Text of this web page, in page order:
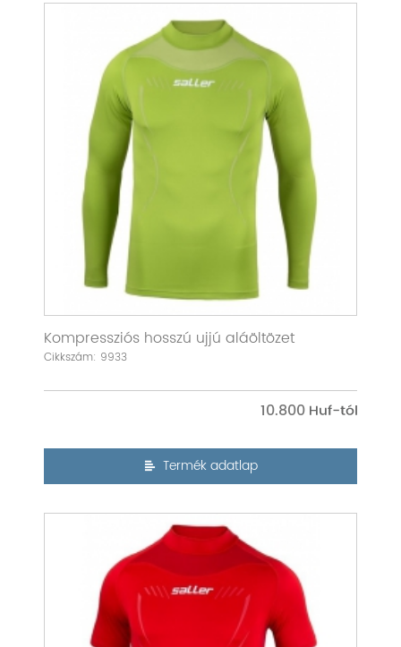
Kompressziós hosszú ujjú aláöltözet
Cikkszám: 9933
10.800
Termék adatlap